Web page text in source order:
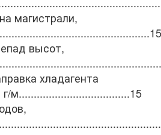
магистрали,
15
высот,
хладагента
г/м.....................................15